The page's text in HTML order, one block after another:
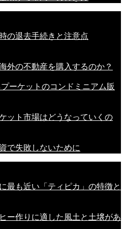
の退去手続きと注意点
外の不動産を購入するのか？
ーケットのコンドミニアム販
ット市場はどうなっていくの
で失敗しないために
最も近い「ティピカ」の特徴と
ー作りに適した風土と土壌があ